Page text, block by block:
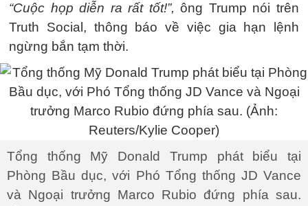
“Cuộc họp diễn ra rất tốt!”, ông Trump nói trên
Truth Social, thông báo về việc gia hạn lệnh
ngừng bắn tạm thời.
Tổng thống Mỹ Donald Trump phát biểu tại
Phòng Bầu dục, với Phó Tổng thống JD Vance
và Ngoại trưởng Marco Rubio đứng phía sau.